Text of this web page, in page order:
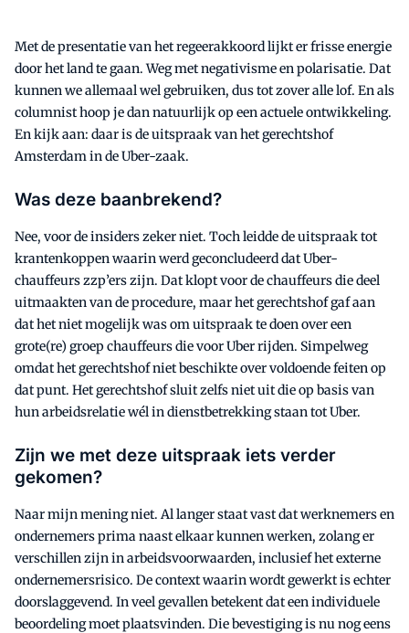
Met de presentatie van het regeerakkoord lijkt er frisse energie
door het land te gaan. Weg met negativisme en polarisatie. Dat
kunnen we allemaal wel gebruiken, dus tot zover alle lof. En als
columnist hoop je dan natuurlijk op een actuele ontwikkeling.
En kijk aan: daar is de uitspraak van het gerechtshof
Amsterdam in de Uber-zaak.
Was deze baanbrekend?
Nee, voor de insiders zeker niet. Toch leidde de uitspraak tot
krantenkoppen waarin werd geconcludeerd dat Uber-
chauffeurs zzp’ers zijn. Dat klopt voor de chauffeurs die deel
uitmaakten van de procedure, maar het gerechtshof gaf aan
dat het niet mogelijk was om uitspraak te doen over een
grote(re) groep chauffeurs die voor Uber rijden. Simpelweg
omdat het gerechtshof niet beschikte over voldoende feiten op
dat punt. Het gerechtshof sluit zelfs niet uit die op basis van
hun arbeidsrelatie wél in dienstbetrekking staan tot Uber.
Zijn we met deze uitspraak iets verder
gekomen?
Naar mijn mening niet. Al langer staat vast dat werknemers en
ondernemers prima naast elkaar kunnen werken, zolang er
verschillen zijn in arbeidsvoorwaarden, inclusief het externe
ondernemersrisico. De context waarin wordt gewerkt is echter
doorslaggevend. In veel gevallen betekent dat een individuele
beoordeling moet plaatsvinden. Die bevestiging is nu nog eens